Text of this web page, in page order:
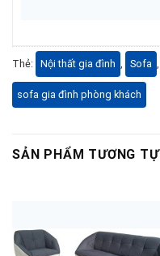
Thẻ: Nội thất gia đình Sofa
sofa gia đình phòng khách
SẢN PHẨM TƯƠNG TỰ